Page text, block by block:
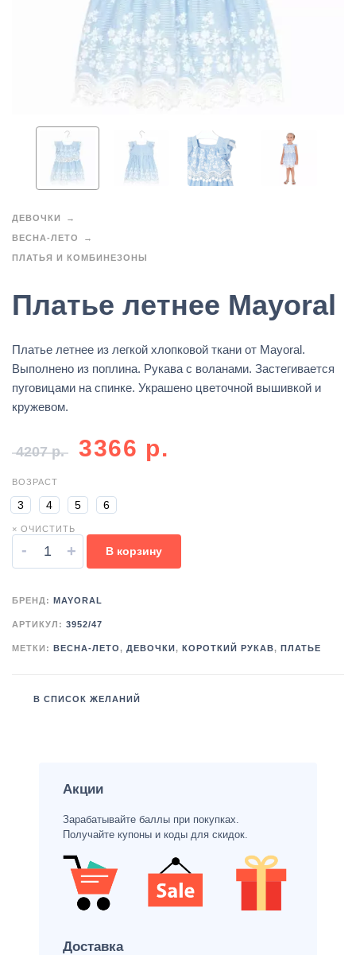
ДЕВОЧКИ
ВЕСНА-ЛЕТО
ПЛАТЬЯ И КОМБИНЕЗОНЫ
Платье летнее Mayoral
Платье летнее из легкой хлопковой ткани от Mayoral.
Выполнено из поплина. Рукава с воланами. Застегивается
пуговицами на спинке. Украшено цветочной вышивкой и
кружевом.
4207р. 3366 р.
ВОЗРАСТ
3 4 5 6
× ОЧИСТИТЬ
- + В корзину
БРЕНД: MAYORAL
АРТИКУЛ: 3952/47
МЕТКИ: ВЕСНА-ЛЕТО, ДЕВОЧКИ , КОРОТКИЙ РУКАВ, ПЛАТЬЕ
В СПИСОК ЖЕЛАНИЙ
Акции
Зарабатывайте баллы при покупках.
Получайте купоны и коды для скидок.
Доставка